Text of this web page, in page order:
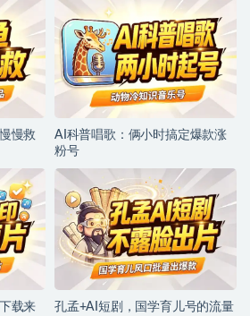
慢救
AI科普唱歌：俩小时搞定爆款涨
粉号
载来
孔孟+AI短剧，国学育儿号的流量